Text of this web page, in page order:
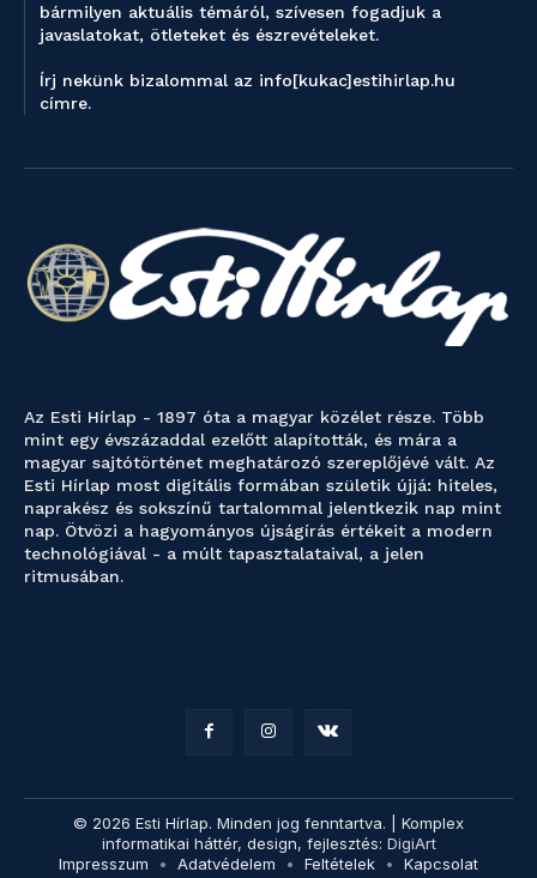
bármilyen aktuális témáról, szívesen fogadjuk a
javaslatokat, ötleteket és észrevételeket.
Írj nekünk bizalommal az info[kukac]estihirlap.hu
címre.
Az Esti Hírlap - 1897 óta a magyar közélet része. Több
mint egy évszázaddal ezelőtt alapították, és mára a
magyar sajtótörténet meghatározó szereplőjévé vált. Az
Esti Hírlap most digitális formában születik újjá: hiteles,
naprakész és sokszínű tartalommal jelentkezik nap mint
nap. Ötvözi a hagyományos újságírás értékeit a modern
technológiával - a múlt tapasztalataival, a jelen
ritmusában.
© 2026 Esti Hírlap. Minden jog fenntartva. | Komplex
informatikai háttér, design, fejlesztés: DigiArt
Impresszum
Adatvédelem Feltételek Kapcsolat